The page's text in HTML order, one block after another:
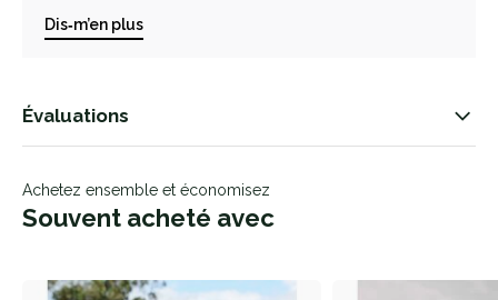
Dis‑m’en plus
Évaluations
Achetez ensemble et économisez
Souvent acheté avec